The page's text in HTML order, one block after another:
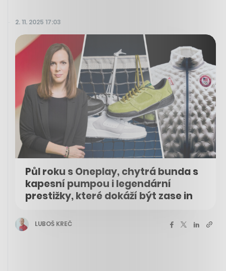
2. 11. 2025 17:03
Půl roku s Oneplay, chytrá bunda s
kapesní pumpou i legendární
prestižky, které dokáží být zase in
LUBOŠ KREČ